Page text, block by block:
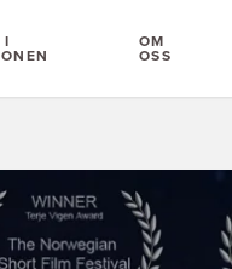
I
OM
OSS